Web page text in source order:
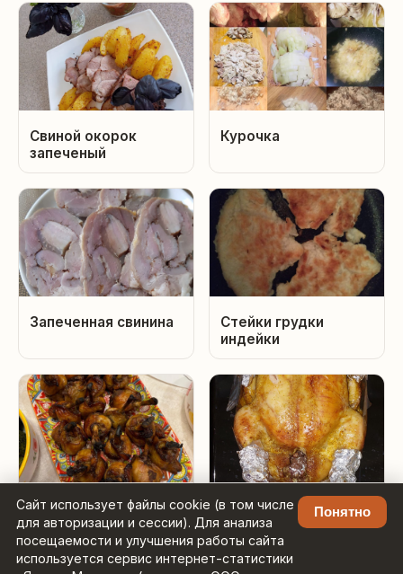
Сайт использует файлы cookie (в том числе
для авторизации и сессии). Для анализа
посещаемости и улучшения работы сайта
используется сервис интернет-статистики
Понятно
Свиной окорок
запеченый
Курочка
Запеченная свинина
Стейки грудки
индейки
Куриные лолипопсы
Курочка запеченная
в духовке